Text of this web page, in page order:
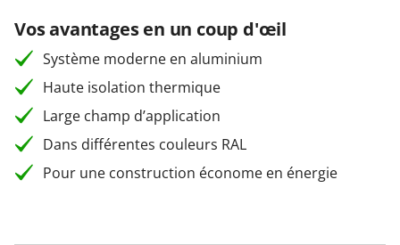
Vos avantages en un coup d'œil
Système moderne en aluminium
Haute isolation thermique
Large champ d’application
Dans différentes couleurs RAL
Pour une construction économe en énergie